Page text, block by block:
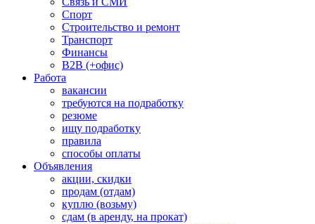
Спорт
Строительство и ремонт
Транспорт
Финансы
B2B (+офис)
Работа
вакансии
требуются на подработку
резюме
ищу подработку
правила
способы оплаты
Объявления
акции, скидки
продам (отдам)
куплю (возьму)
сдам (в аренду, на прокат)